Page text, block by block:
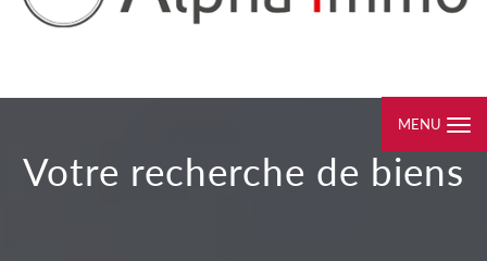
MENU
votre recherche de biens